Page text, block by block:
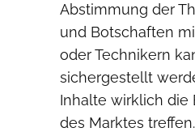
Abstimmung der
und Botschaften
oder Technikern
sichergestellt
Inhalte wirklich die
des Marktes